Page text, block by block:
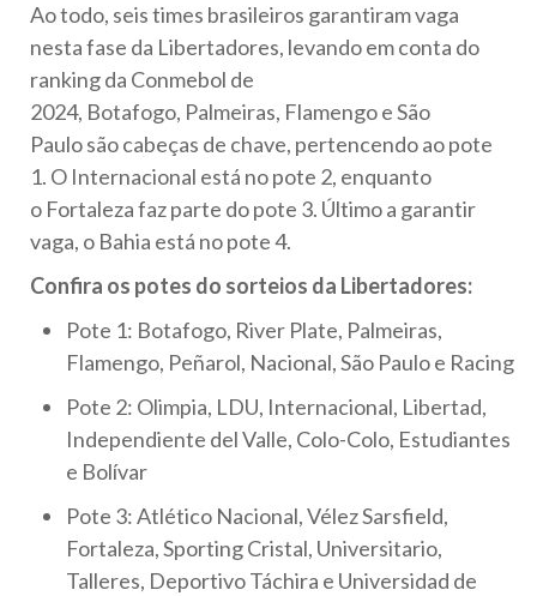
Ao todo, seis times brasileiros garantiram vaga
nesta fase da Libertadores, levando em conta do
ranking da Conmebol de
2024, Botafogo, Palmeiras, Flamengo e São
Paulo são cabeças de chave, pertencendo ao pote
1. O Internacional está no pote 2, enquanto
o Fortaleza faz parte do pote 3. Último a garantir
vaga, o Bahia está no pote 4.
Confira os potes do sorteios da Libertadores:
Pote 1: Botafogo, River Plate, Palmeiras,
Flamengo, Peñarol, Nacional, São Paulo e Racing
Pote 2: Olimpia, LDU, Internacional, Libertad,
Independiente del Valle, Colo-Colo, Estudiantes
e Bolívar
Pote 3: Atlético Nacional, Vélez Sarsfield,
Fortaleza, Sporting Cristal, Universitario,
Talleres, Deportivo Táchira e Universidad de